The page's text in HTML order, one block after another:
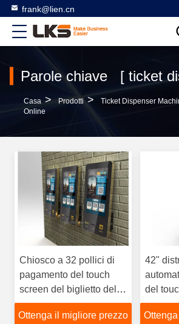
frank@lien.cn
Casa > Prodotti >
Ticket Dispenser
Online
Chiosco a 32 pollici di
pagamento del touch
screen del biglietto della
macchina dell'interno
dell'erogatore per il
Ottenga il migliore prezzo
42"
del